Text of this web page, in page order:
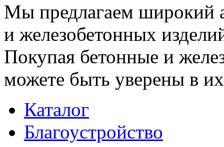
Мы предлагаем широкий
и железобетонных
Покупая бетонные и
можете быть уверены в их
Каталог
Благоустройство